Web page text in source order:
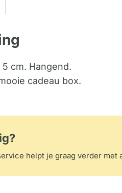
cm. Hangend.
cadeau box.
helpt je graag verder met